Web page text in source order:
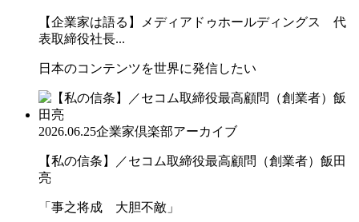
【企業家は語る】メディアドゥホールディングス 代
表取締役社長...
日本のコンテンツを世界に発信したい
2026.06.25企業家倶楽部アーカイブ
【私の信条】／セコム取締役最高顧問（創業者）飯田
亮
「事之将成 大胆不敵」